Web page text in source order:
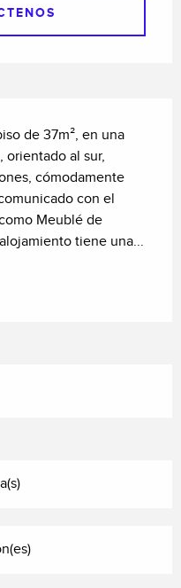
de 37m², en una
orientado al sur,
cómodamente
con el
Meublé de
tiene una...